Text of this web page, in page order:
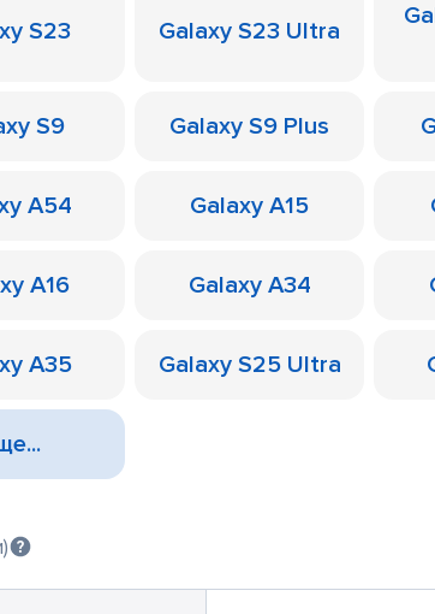
S23 Galaxy S23 Ultra
S9 Galaxy S9 Plus
A54 Galaxy A15
A16 Galaxy A34
A35 Galaxy S25 Ultra